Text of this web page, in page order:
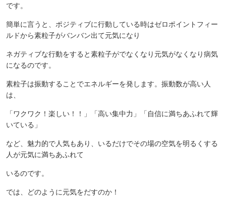
です。
簡単に言うと、ポジティブに行動している時はゼロポイントフィー
ルドから素粒子がバンバン出て元気になり
ネガティブな行動をすると素粒子がでなくなり元気がなくなり病気
になるのです。
素粒子は振動することでエネルギーを発します。振動数が高い人
は、
「ワクワク！楽しい！！」「高い集中力」「自信に満ちあふれて輝
いている」
など、魅力的で人気もあり、いるだけでその場の空気を明るくする
人が元気に満ちあふれて
いるのです。
では、どのように元気をだすのか！